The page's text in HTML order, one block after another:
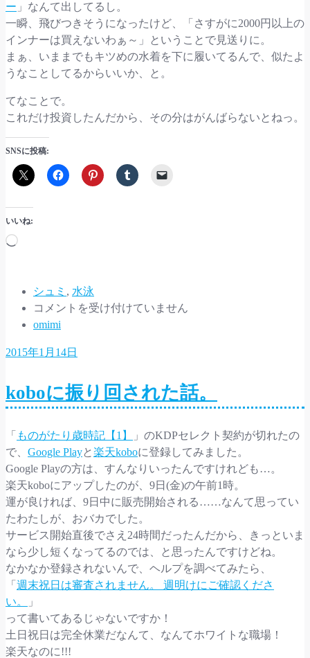
ー 」なんて出してるし。
一瞬、飛びつきそうになったけど、「さすがに2000円以上の
インナーは買えないわぁ～」ということで見送りに。
まぁ、いままでもキツめの水着を下に履いてるんで、似たよ
うなことしてるからいいか、と。
てなことで。
これだけ投資したんだから、その分はがんばらないとねっ。
SNSに投稿:
いいね:
読
み
中…
シュミ , 水泳
【水
泳
記】
年
は
レ
で！
は
コメントを受け付けていません
omimi
2015年1月14日
koboに振り回された話。
「 ものがたり歳時記【1】
」のKDPセレクト契約が切れたの
で、 Google Playと楽天koboに登録してみました。
Google Playの方は、すんなりいったんですけれども…。
楽天koboにアップしたのが、9日(金)の午前1時。
運が良ければ、9日中に販売開始される……なんて思ってい
たわたしが、おバカでした。
サービス開始直後でさえ24時間だったんだから、きっといま
なら少し短くなってるのでは、と思ったんですけどね。
なかなか登録されないんで、ヘルプを調べてみたら、
「 週末祝日は審査されません。 週明けにご確認くださ
い。
」
って書いてあるじゃないですか！
土日祝日は完全休業だなんて、なんてホワイトな職場！
楽天なのに!!!